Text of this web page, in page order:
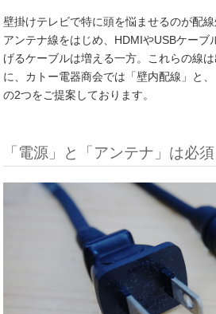
壁掛けテレビで特に頭を悩ませるのが配
アンテナ線をはじめ、HDMIやUSBケーブ
げるケーブルは増える一方。これらの線
に、カトー電器商会では「壁内配線」と
の2つをご提案しております。
「電源」と「アンテナ」は必須